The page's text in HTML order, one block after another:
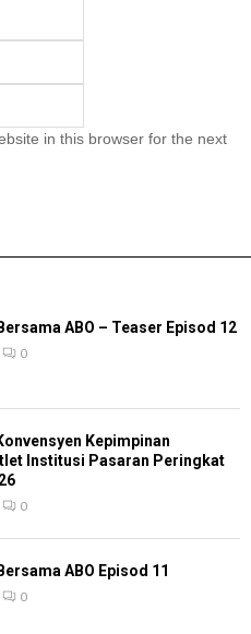
in this browser for the next
ABO – Teaser Episod 12
0
Kepimpinan
Institusi Pasaran Peringkat
0
ABO Episod 11
0